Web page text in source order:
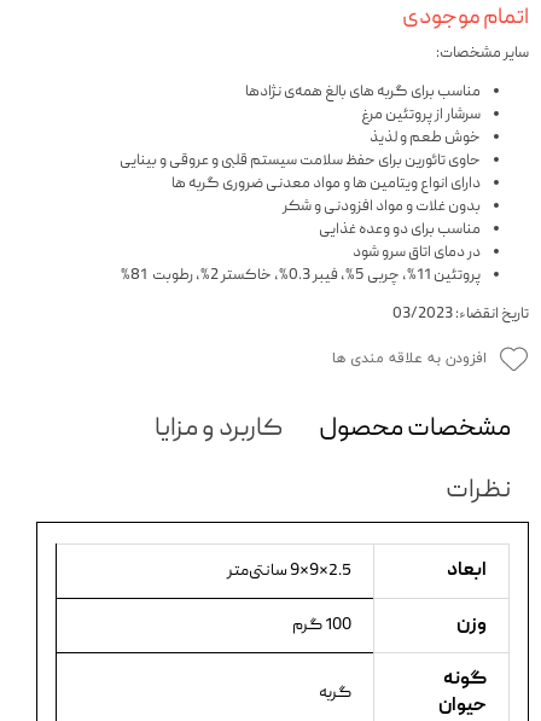
اتمام موجودی
سایر مشخصات:
مناسب برای گربه های بالغ همه‌ی نژاد‌ها
سرشار از پروتئین مرغ
خوش طعم و لذیذ
حاوی تائورین برای حفظ سلامت سیستم قلبی و عروقی و بینایی
دارای انواع ویتامین ها و مواد معدنی ضروری گربه ها
بدون غلات و مواد افزودنی و شکر
مناسب برای دو وعده غذایی
در دمای اتاق سرو شود
پروتئین 11%، چربی 5%، فیبر 0.3%، خاکستر 2%، رطوبت 81%
تاریخ انقضاء: 03/2023
افزودن به علاقه مندی ها
مشخصات محصول
کاربرد و مزایا
نظرات
ابعاد 2.5×9×9 سانتی‌متر
وزن 100 گرم
گونه
حیوان
گربه